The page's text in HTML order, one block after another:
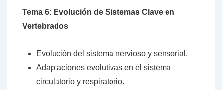
Tema 6: Evolución de Sistemas Clave en
Vertebrados
Evolución del sistema nervioso y sensorial.
Adaptaciones evolutivas en el sistema
circulatorio y respiratorio.